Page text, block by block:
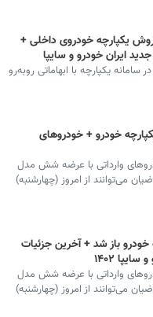
یکپارچه خودروی داخلی +
ایران خودرو و سایپا
یکپارچه با ابهاماتی روبه‌رو
خودرو + خودروهای
وارداتی با عرضه شش مدل
می‌توانند از امروز (چهارشنبه)
خودرو باز شد + آخرین جزئیات
۱۴۰۲
وارداتی با عرضه شش مدل
می‌توانند از امروز (چهارشنبه)